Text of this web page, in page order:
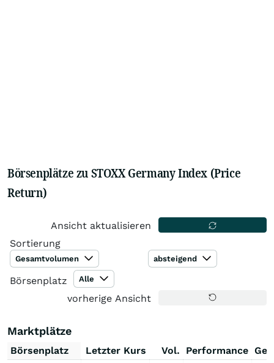
Börsenplätze zu STOXX Germany Index (Price
Return)
Ansicht aktualisieren
Sortierung
Gesamtvolumen absteigend
Börsenplatz Alle
vorherige Ansicht
Marktplätze
Börsenplatz Letzter Kurs Vol. Performance